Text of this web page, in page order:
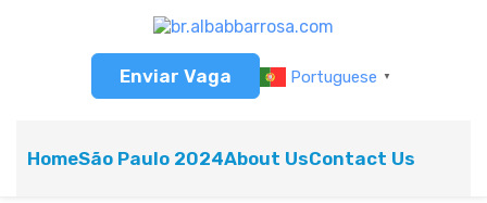
Enviar Vaga Portuguese ▼
HomeSão Paulo 2024About UsContact Us